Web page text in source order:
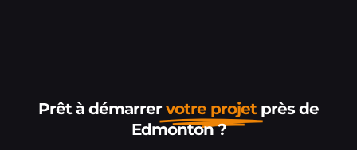
Prêt à démarrervotre projet près de
Edmonton ?